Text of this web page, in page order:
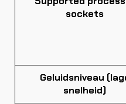
sockets
Geluidsniveau
snelheid)